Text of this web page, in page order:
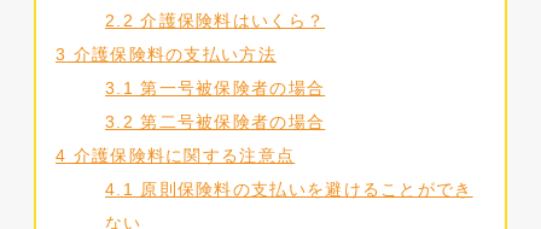
2.2 介護保険料はいくら？
3 介護保険料の支払い方法
3.1 第一号被保険者の場合
3.2 第二号被保険者の場合
4 介護保険料に関する注意点
4.1
原則保険料の支払いを避けることができ
ない